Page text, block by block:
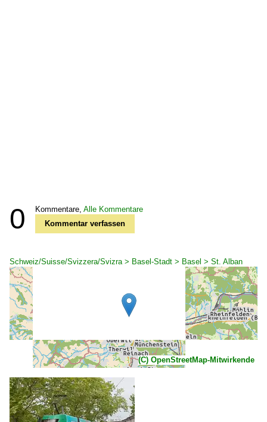
0 Kommentare, Alle Kommentare
Kommentar verfassen
Schweiz/Suisse/Svizzera/Svizra > Basel-Stadt > Basel > St. Alban
(C) OpenStreetMap-Mitwirkende